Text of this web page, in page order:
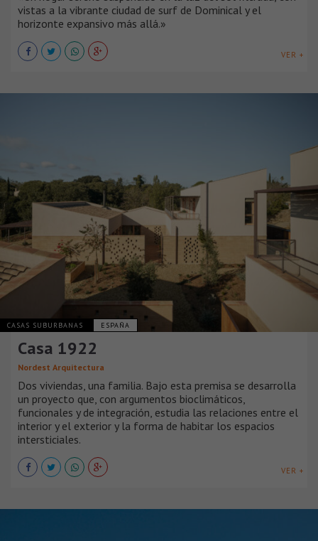
vistas a la vibrante ciudad de surf de Dominical y el
horizonte expansivo más allá.»
VER +
CASAS SUBURBANAS ESPAÑA
Casa 1922
Nordest Arquitectura
Dos viviendas, una familia. Bajo esta premisa se desarrolla
un proyecto que, con argumentos bioclimáticos,
funcionales y de integración, estudia las relaciones entre el
interior y el exterior y la forma de habitar los espacios
intersticiales.
VER +